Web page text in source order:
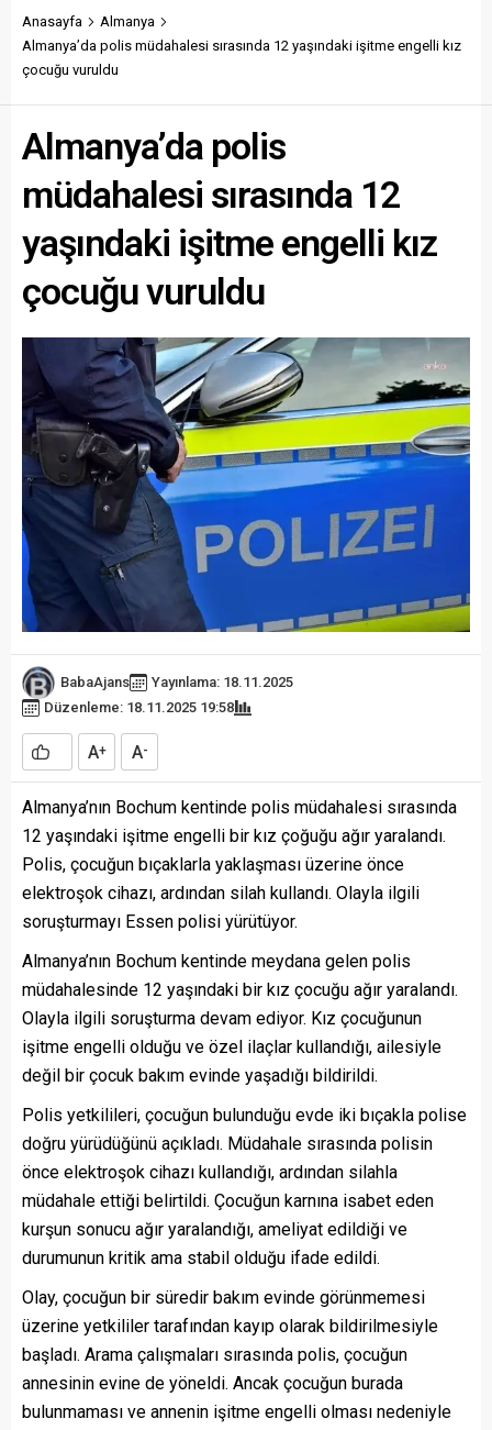
Anasayfa
Almanya
Almanya’da polis müdahalesi sırasında 12 yaşındaki işitme engelli kız
çocuğu vuruldu
Almanya’da polis
müdahalesi sırasında 12
yaşındaki işitme engelli kız
çocuğu vuruldu
BabaAjans
Yayınlama: 18.11.2025
Düzenleme: 18.11.2025 19:58
A+ A-
Almanya’nın Bochum kentinde polis müdahalesi sırasında
12 yaşındaki işitme engelli bir kız çoğuğu ağır yaralandı.
Polis, çocuğun bıçaklarla yaklaşması üzerine önce
elektroşok cihazı, ardından silah kullandı. Olayla ilgili
soruşturmayı Essen polisi yürütüyor.
Almanya’nın Bochum kentinde meydana gelen polis
müdahalesinde 12 yaşındaki bir kız çocuğu ağır yaralandı.
Olayla ilgili soruşturma devam ediyor. Kız çocuğunun
işitme engelli olduğu ve özel ilaçlar kullandığı, ailesiyle
değil bir çocuk bakım evinde yaşadığı bildirildi.
Polis yetkilileri, çocuğun bulunduğu evde iki bıçakla polise
doğru yürüdüğünü açıkladı. Müdahale sırasında polisin
önce elektroşok cihazı kullandığı, ardından silahla
müdahale ettiği belirtildi. Çocuğun karnına isabet eden
kurşun sonucu ağır yaralandığı, ameliyat edildiği ve
durumunun kritik ama stabil olduğu ifade edildi.
Olay, çocuğun bir süredir bakım evinde görünmemesi
üzerine yetkililer tarafından kayıp olarak bildirilmesiyle
başladı. Arama çalışmaları sırasında polis, çocuğun
annesinin evine de yöneldi. Ancak çocuğun burada
bulunmaması ve annenin işitme engelli olması nedeniyle